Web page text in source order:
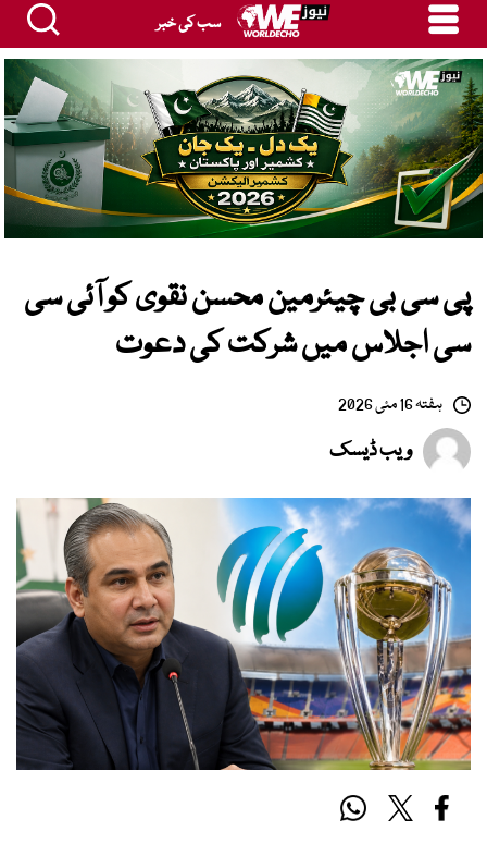
سب کی خبر
پی سی بی چیئرمین محسن نقوی کو آئی سی
سی اجلاس میں شرکت کی دعوت
ہفتہ 16 مئی 2026
ویب ڈیسک